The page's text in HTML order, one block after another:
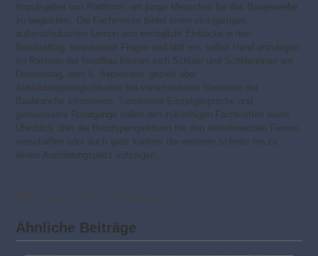
Impulsgeber und Plattform, um junge Menschen für das Baugewerbe
zu begeistern. Die Fachmesse bietet einen einzigartigen
außerschulischen Lernort und ermöglicht Einblicke in den
Berufsalltag, beantwortet Fragen und lädt ein, selbst Hand anzulegen.
Im Rahmen der NordBau können sich Schüler und Schülerinnen am
Donnerstag, dem 5. September, gezielt über
Ausbildungsmöglichkeiten bei verschiedenen Vertretern der
Baubranche informieren. Terminierte Einzelgespräche und
gemeinsame Rundgänge sollen den zukünftigen Fachkräften einen
Überblick über die Berufsperspektiven bei den teilnehmenden Firmen
verschaffen oder auch ganz konkret die weiteren Schritte hin zu
einem Ausbildungsplatz aufzeigen.
Ähnliche Beiträge